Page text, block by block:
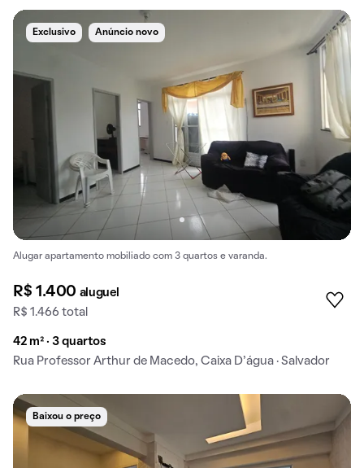
Exclusivo Anúncio novo
Alugar apartamento mobiliado com 3 quartos e varanda.
R$ 1.400 aluguel
R$ 1.466 total
42 m² · 3 quartos
Rua Professor Arthur de Macedo, Caixa D’água · Salvador
Baixou o preço